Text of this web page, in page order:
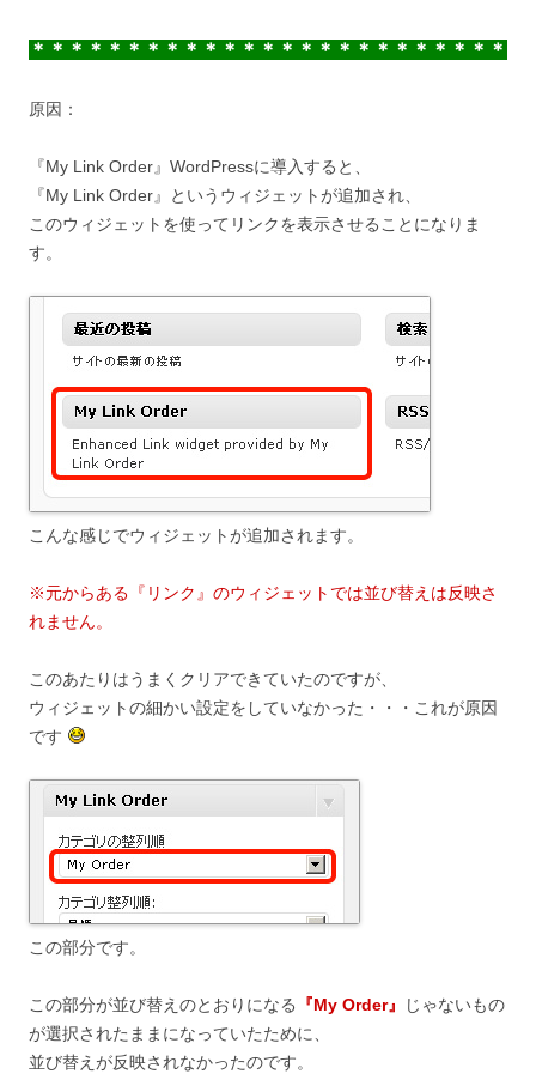
＊＊＊＊＊＊＊＊＊＊＊＊＊＊＊＊＊＊＊＊＊＊＊＊＊
原因：
『My Link Order』WordPressに導入すると、
『My Link Order』というウィジェットが追加され、
このウィジェットを使ってリンクを表示させることになりま
す。
こんな感じでウィジェットが追加されます。
※元からある『リンク』のウィジェットでは並び替えは反映さ
れません。
このあたりはうまくクリアできていたのですが、
ウィジェットの細かい設定をしていなかった・・・これが原因
です
この部分です。
この部分が並び替えのとおりになる 『My Order』
じゃないもの
が選択されたままになっていたために、
並び替えが反映されなかったのです。